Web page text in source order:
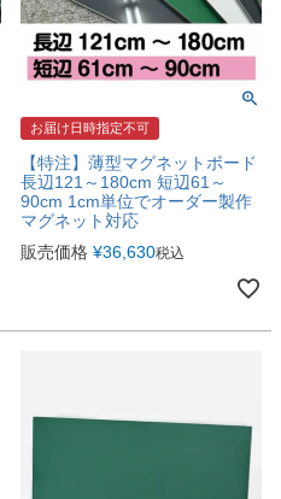
お届け日時指定不可
【特注】薄型マグネットボード
長辺121～180cm 短辺61～
90cm 1cm単位でオーダー製作
マグネット対応
販売価格 ¥36,630税込